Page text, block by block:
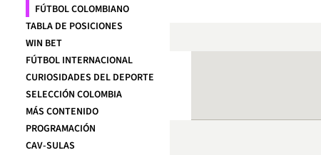
FÚTBOL COLOMBIANO
TABLA DE POSICIONES
WIN BET
FÚTBOL INTERNACIONAL
CURIOSIDADES DEL DEPORTE
SELECCIÓN COLOMBIA
MÁS CONTENIDO
PROGRAMACIÓN
CAV-SULAS